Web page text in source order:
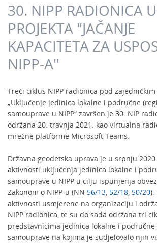
30. NIPP RADIONICA
PROJEKTA "JAČANJE
KAPACITETA ZA
NIPP-A"
Treći ciklus NIPP radionica pod
„Uključenje jedinica lokalne i područne
samouprave u NIPP“ završen je 30. NIP
održana 20. travnja 2021. kao virtualna
mrežne platforme Microsoft Teams.
Državna geodetska uprava je u srpnju
aktivnosti uključenja jedinica lokalne i
samouprave u NIPP u cilju ispunjenja
Zakonom o NIPP-u (NN 56/13, 52/18, 50/20).
aktivnosti usmjerene na organizaciju i
NIPP radionica, te su do sada održana tri
predstavnicima jedinica lokalne i područne
samouprave na kojima je sudjelovalo njih